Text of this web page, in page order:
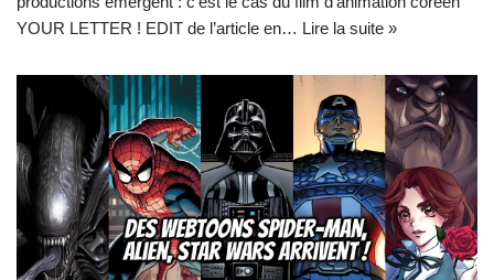
YOUR LETTER ! EDIT de l’article en… Lire la suite »